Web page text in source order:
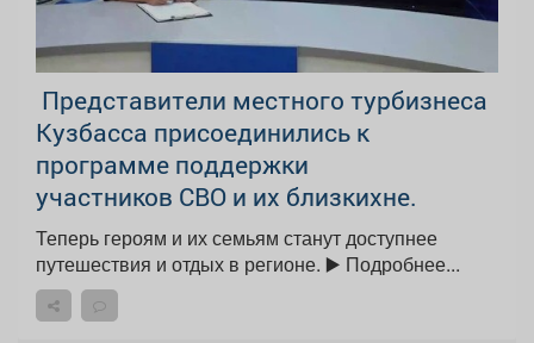
Представители местного турбизнеса
Кузбасса присоединились к
программе поддержки
участников СВО и их близкихне.
Теперь героям и их семьям станут доступнее
путешествия и отдых в регионе. ▶️ Подробнее...